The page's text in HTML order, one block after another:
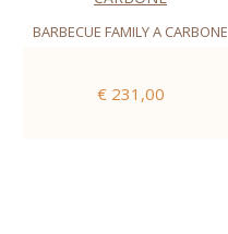
BARBECUE FAMILY A CARBONE
€ 231,00